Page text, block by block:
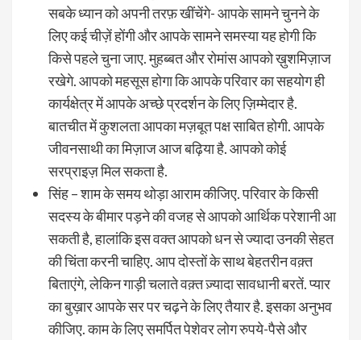
सबके ध्यान को अपनी तरफ़ खींचेंगे- आपके सामने चुनने के
लिए कई चीज़ें होंगी और आपके सामने समस्या यह होगी कि
किसे पहले चुना जाए. मुहब्बत और रोमांस आपको ख़ुशमिज़ाज
रखेगे. आपको महसूस होगा कि आपके परिवार का सहयोग ही
कार्यक्षेत्र में आपके अच्छे प्रदर्शन के लिए ज़िम्मेदार है.
बातचीत में कुशलता आपका मज़बूत पक्ष साबित होगी. आपके
जीवनसाथी का मिज़ाज आज बढ़िया है. आपको कोई
सरप्राइज़ मिल सकता है.
सिंह – शाम के समय थोड़ा आराम कीजिए. परिवार के किसी
सदस्य के बीमार पड़ने की वजह से आपको आर्थिक परेशानी आ
सकती है, हालांकि इस वक्त आपको धन से ज्यादा उनकी सेहत
की चिंता करनी चाहिए. आप दोस्तों के साथ बेहतरीन वक़्त
बिताएंगे, लेकिन गाड़ी चलाते वक़्त ज़्यादा सावधानी बरतें. प्यार
का बुख़ार आपके सर पर चढ़ने के लिए तैयार है. इसका अनुभव
कीजिए. काम के लिए समर्पित पेशेवर लोग रुपये-पैसे और